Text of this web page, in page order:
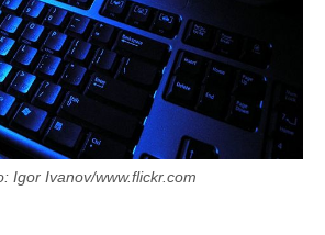
Igor Ivanov/www.flickr.com